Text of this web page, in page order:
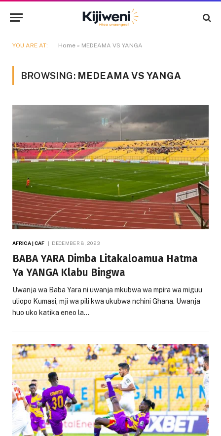
YOU ARE AT: Home » MEDEAMA VS YANGA
BROWSING: MEDEAMA VS YANGA
AFRICA | CAF DECEMBER 8, 2023
BABA YARA Dimba Litakaloamua Hatma
Ya YANGA Klabu Bingwa
Uwanja wa Baba Yara ni uwanja mkubwa wa mpira wa miguu
uliopo Kumasi, mji wa pili kwa ukubwa nchini Ghana. Uwanja
huo uko katika eneo la…